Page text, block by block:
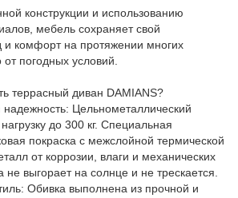
конструкции и использованию
мебель сохраняет свой
и комфорт на протяжении многих
погодных условий.
террасный диван DAMIANS?
Цельнометаллический
до 300 кг. Специальная
покраска с межслойной термической
от коррозии, влаги и механических
выгорает на солнце и не трескается.
Обивка выполнена из прочной и